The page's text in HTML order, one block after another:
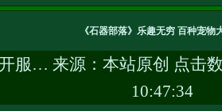
《石器部落》乐趣无穷 百种宠物
服… 来源：本站原创 点击
10:47:34